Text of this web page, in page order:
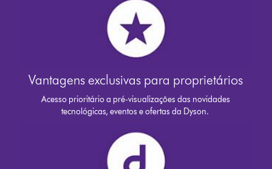
Vantagens exclusivas para proprietários
Acesso prioritário a pré-visualizações das novidades
tecnológicas, eventos e ofertas da Dyson.